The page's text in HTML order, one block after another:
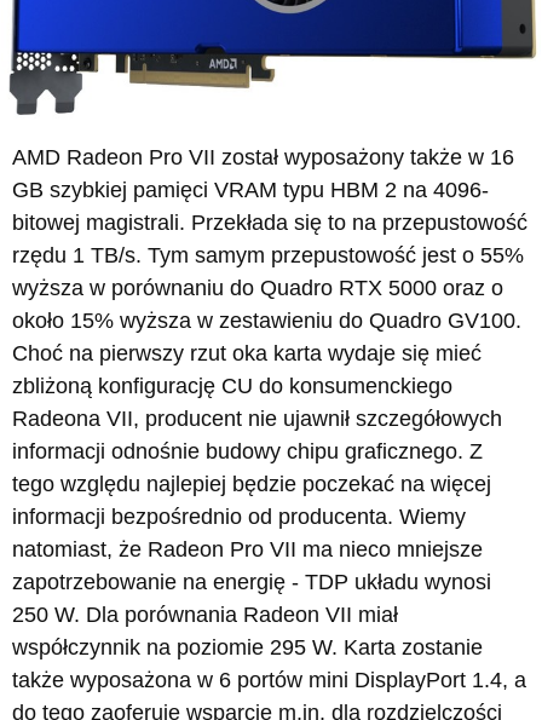
AMD Radeon Pro VII został wyposażony także w 16
GB szybkiej pamięci VRAM typu HBM 2 na 4096-
bitowej magistrali. Przekłada się to na przepustowość
rzędu 1 TB/s. Tym samym przepustowość jest o 55%
wyższa w porównaniu do Quadro RTX 5000 oraz o
około 15% wyższa w zestawieniu do Quadro GV100.
Choć na pierwszy rzut oka karta wydaje się mieć
zbliżoną konfigurację CU do konsumenckiego
Radeona VII, producent nie ujawnił szczegółowych
informacji odnośnie budowy chipu graficznego. Z
tego względu najlepiej będzie poczekać na więcej
informacji bezpośrednio od producenta. Wiemy
natomiast, że Radeon Pro VII ma nieco mniejsze
zapotrzebowanie na energię - TDP układu wynosi
250 W. Dla porównania Radeon VII miał
współczynnik na poziomie 295 W. Karta zostanie
także wyposażona w 6 portów mini DisplayPort 1.4, a
do tego zaoferuje wsparcie m.in. dla rozdzielczości